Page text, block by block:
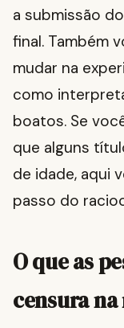
a submissão
final. Também
mudar na
como
boatos. Se
que alguns
de idade, aqui
passo do
O que as
censura